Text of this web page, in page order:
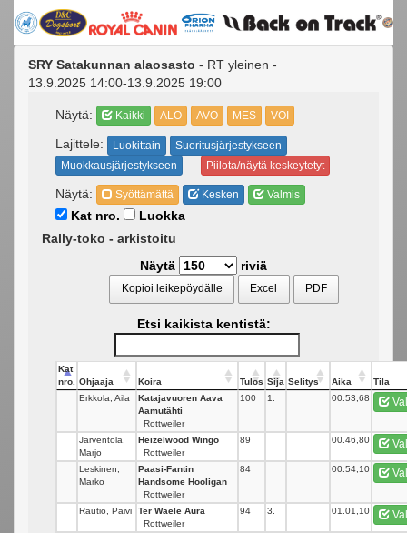
SRY Satakunnan alaosasto - RT yleinen -
13.9.2025 14:00-13.9.2025 19:00
Näytä: Kaikki ALO AVO MES VOI
Lajittele: Luokittain
Suoritusjärjestykseen
Muokkausjärjestykseen
Piilota/näytä keskeytetyt
Näytä: Syöttämättä Kesken Valmis
Kat nro.
Luokka
Rally-toko - arkistoitu
Näytä
riviä
Kopioi leikepöydälle Excel PDF
Etsi kaikista kentistä:
Kat
nro.
Ohjaaja Koira Tulos Sija Selitys Aika
Tila
Erkkola, Aila
Katajavuoren Aava
Aamutähti
Rottweiler
100 1. 00.53,68
Järventölä,
Marjo
Heizelwood Wingo
Rottweiler
89 00.46,80
Leskinen,
Marko
Paasi-Fantin
Handsome Hooligan
Rottweiler
84 00.54,10
Rautio, Päivi
Ter Waele Aura
Rottweiler
94 3. 01.01,10